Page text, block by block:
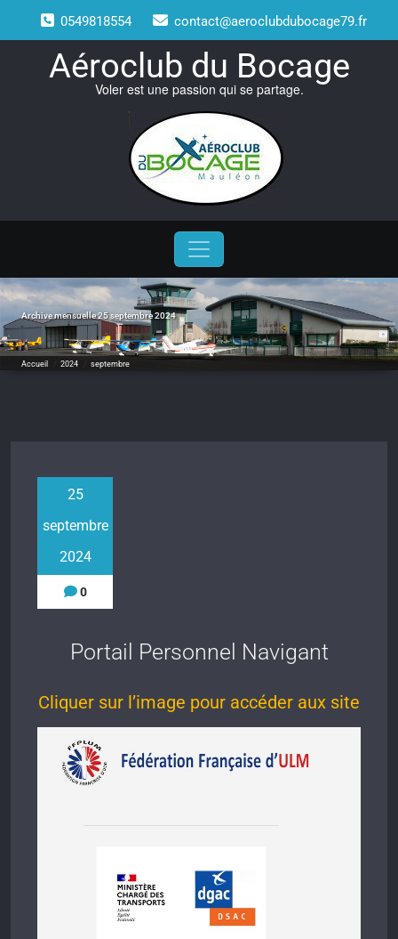
content
0549818554 contact@aeroclubdubocage79.fr
Aéroclub du Bocage
Voler est une passion qui se partage.
Archive mensuelle 25 septembre 2024
Accueil 2024 septembre
25
septembre
2024
0
Portail Personnel Navigant
Cliquer sur l’image pour accéder aux site